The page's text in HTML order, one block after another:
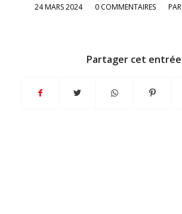
24 MARS 2024
/ 0 COMMENTAIRES
/ PAR
Partager cet entrée